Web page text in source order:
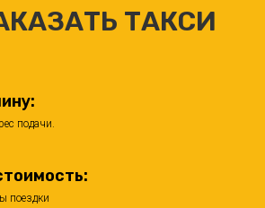
ТАКСИ
подачи.
поездки